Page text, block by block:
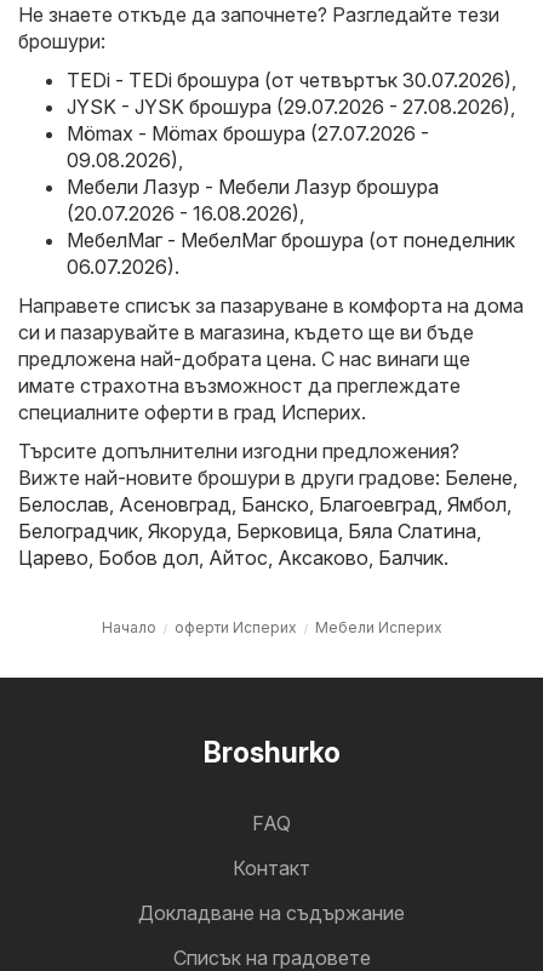
Не знаете откъде да започнете? Разгледайте тези
брошури:
TEDi - TEDi брошура (от четвъртък 30.07.2026)
JYSK - JYSK брошура (29.07.2026 - 27.08.2026)
Mömax - Mömax брошура (27.07.2026 -
09.08.2026)
Мебели Лазур - Мебели Лазур брошура
(20.07.2026 - 16.08.2026)
МебелМаг - МебелМаг брошура (от понеделник
06.07.2026).
Направете списък за пазаруване в комфорта на дома
си и пазарувайте в магазина, където ще ви бъде
предложена най-добрата цена. С нас винаги ще
имате страхотна възможност да преглеждате
специалните оферти в град Исперих.
Търсите допълнителни изгодни предложения?
Вижте най-новите брошури в други градове: Белене
Белослав Асеновград Банско Благоевград Ямбол
Белоградчик Якоруда Берковица Бяла Слатина
Царево Бобов дол Айтос Аксаково Балчик.
Начало оферти Исперих Мебели Исперих
Broshurko
FAQ
Контакт
Докладване на съдържание
Cписък на градовете